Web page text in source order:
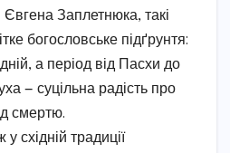
Заплетнюка, такі
богословське підґрунтя:
а період від Пасхи до
— суцільна радість про
смертю.
східній традиції